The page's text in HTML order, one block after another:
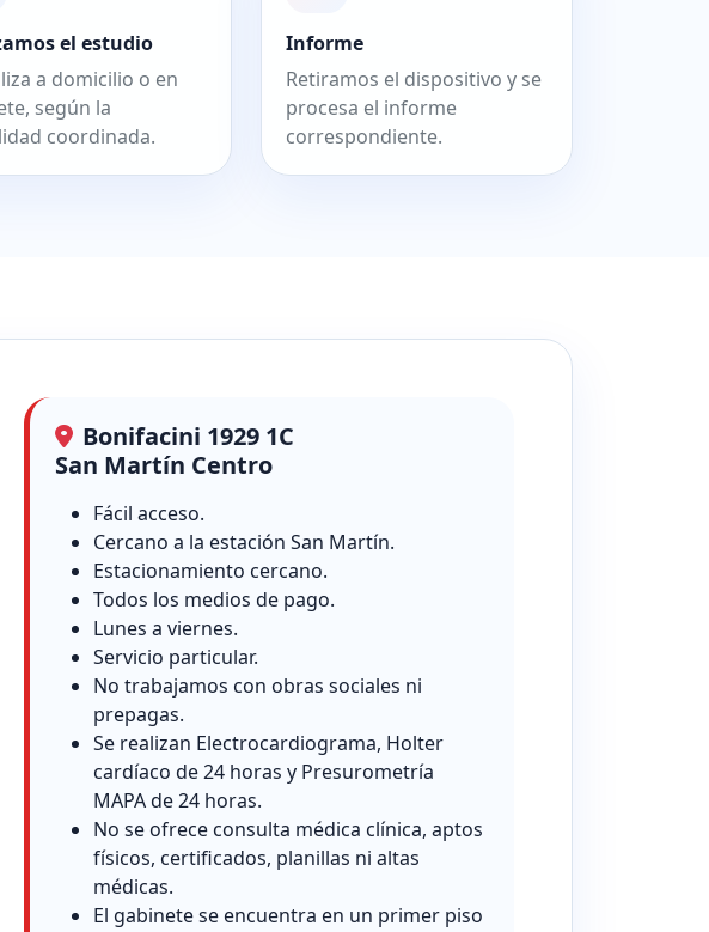
el estudio
a domicilio o en
según la
coordinada.
Informe
Retiramos el dispositivo y se
procesa el informe
correspondiente.
Bonifacini 1929 1C
San Martín Centro
Fácil acceso.
Cercano a la estación San Martín.
Estacionamiento cercano.
Todos los medios de pago.
Lunes a viernes.
Servicio particular.
No trabajamos con obras sociales ni
prepagas.
Se realizan Electrocardiograma, Holter
cardíaco de 24 horas y Presurometría
MAPA de 24 horas.
No se ofrece consulta médica clínica, aptos
físicos, certificados, planillas ni altas
médicas.
El gabinete se encuentra en un primer piso